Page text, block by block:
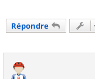
Répondre